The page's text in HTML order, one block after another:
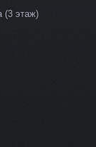
(3 этаж)